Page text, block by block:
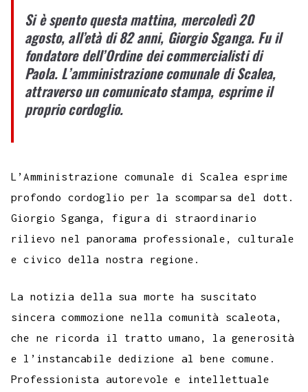
b
o
o
k
t
e
r
s
A
p
p
g
r
a
m
a
g
e
e
r
e
s
e
d
I
n
e
t
r
y
L
i
n
k
Si è spento questa mattina, mercoledì 20
agosto, all’età di 82 anni, Giorgio Sganga. Fu il
fondatore dell’Ordine dei commercialisti di
Paola. L’amministrazione comunale di Scalea,
attraverso un comunicato stampa, esprime il
proprio cordoglio.
L’Amministrazione comunale di Scalea esprime
profondo cordoglio per la scomparsa del dott.
Giorgio Sganga, figura di straordinario
rilievo nel panorama professionale, culturale
e civico della nostra regione.
La notizia della sua morte ha suscitato
sincera commozione nella comunità scaleota,
che ne ricorda il tratto umano, la generosità
e l’instancabile dedizione al bene comune.
Professionista autorevole e intellettuale